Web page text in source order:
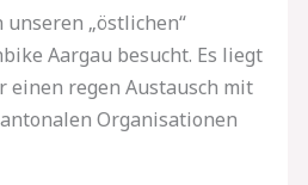
unseren „östlichen“
Aargau besucht. Es liegt
einen regen Austausch mit
Organisationen